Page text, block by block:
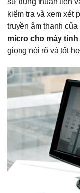
sử dụng thuận tiện
kiểm tra và xem xét
truyền âm thanh
micro cho máy tính
giọng nói rõ và tốt